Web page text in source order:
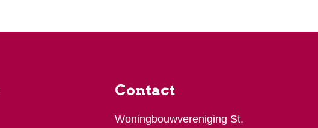
Contact
Woningbouwvereniging St.